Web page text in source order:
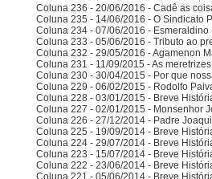
Coluna 236 - 20/06/2016 - Cadê as
Coluna 235 - 14/06/2016 - O Sindicato
Coluna 234 - 07/06/2016 -
Coluna 233 - 05/06/2016 - Tributo ao
Coluna 232 - 29/05/2016 - Agamenon
Coluna 231 - 11/09/2015 - As
Coluna 230 - 30/04/2015 - Por que
Coluna 229 - 06/02/2015 - Rodolfo
Coluna 228 - 03/01/2015 - Breve
Coluna 227 - 02/01/2015 - Monsenhor
Coluna 226 - 27/12/2014 - Padre
Coluna 225 - 19/09/2014 - Breve
Coluna 224 - 29/07/2014 - Breve
Coluna 223 - 15/07/2014 - Breve
Coluna 222 - 23/06/2014 - Breve
Coluna 221 - 05/06/2014 - Breve